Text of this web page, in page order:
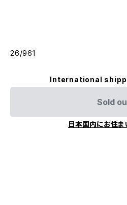
26/961
International
Sold
日本国内にお住ま